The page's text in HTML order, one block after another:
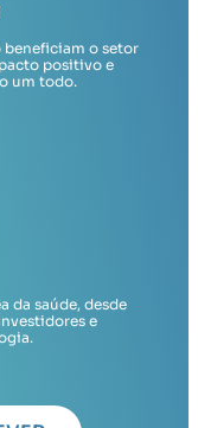
beneficiam o setor
positivo e
um todo.
da saúde, desde
e